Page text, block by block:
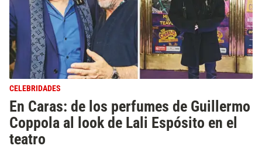
CELEBRIDADES
En Caras: de los perfumes de Guillermo
Coppola al look de Lali Espósito en el
teatro